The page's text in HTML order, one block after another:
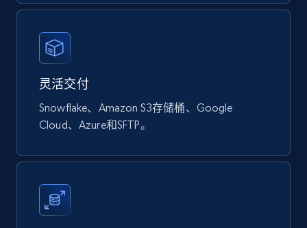
eCommerce
878+
Naver products
Discount rate, Currency, Description, and more.
eCommerce
灵活交付
Snowflake、Amazon S3存储桶、Google
Cloud、Azure和SFTP。